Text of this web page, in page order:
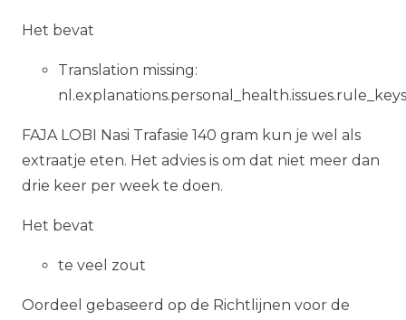
Het bevat
Translation missing:
FAJA LOBI Nasi Trafasie 140 gram kun je wel als
extraatje eten. Het advies is om dat niet meer dan
drie keer per week te doen.
Het bevat
te veel zout
Oordeel gebaseerd op de Richtlijnen voor de